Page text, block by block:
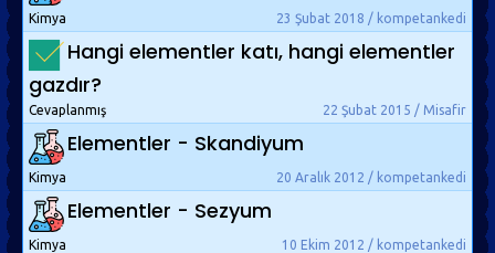
23 Şubat 2018 / kompetankedi
Kimya
Hangi elementler katı, hangi elementler
gazdır?
22 Şubat 2015 / Misafir
Cevaplanmış
Elementler - Skandiyum
20 Aralık 2012 / kompetankedi
Kimya
Elementler - Sezyum
10 Ekim 2012 / kompetankedi
Kimya